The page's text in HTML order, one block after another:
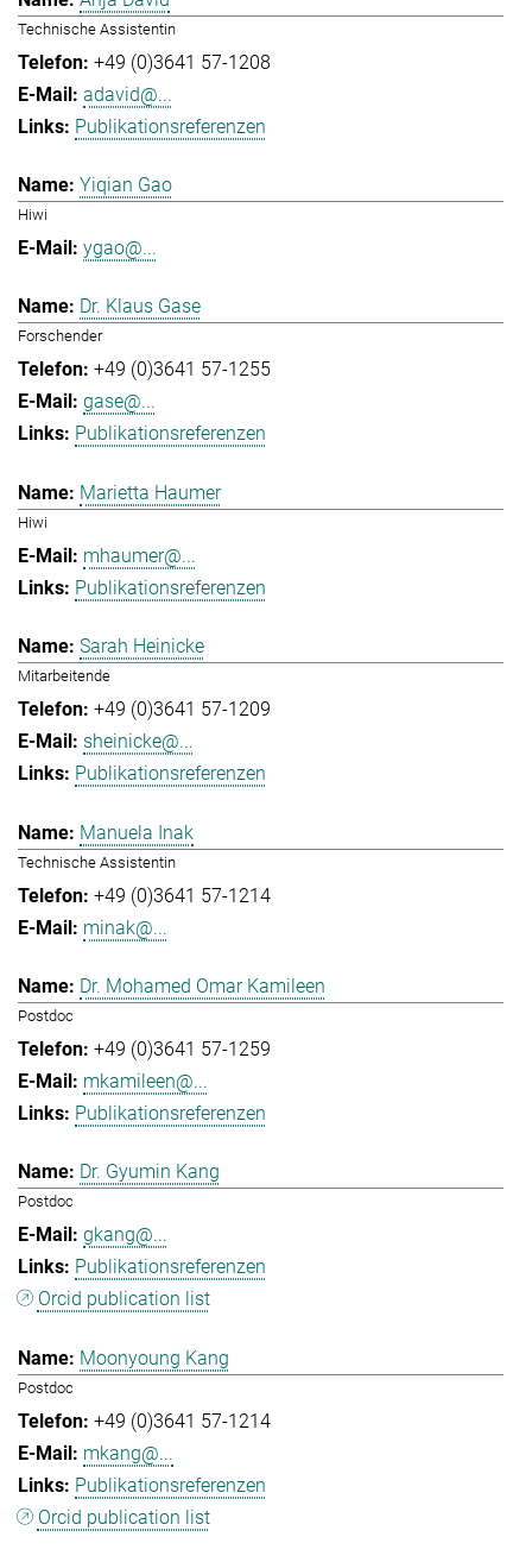
Technische Assistentin
+49 (0)3641 57-1208
adavid@...
Publikationsreferenzen
Yiqian Gao
Hiwi
ygao@...
Dr. Klaus Gase
Forschender
+49 (0)3641 57-1255
gase@...
Publikationsreferenzen
Marietta Haumer
Hiwi
mhaumer@...
Publikationsreferenzen
Sarah Heinicke
Mitarbeitende
+49 (0)3641 57-1209
sheinicke@...
Publikationsreferenzen
Manuela Inak
Technische Assistentin
+49 (0)3641 57-1214
minak@...
Dr. Mohamed Omar Kamileen
Postdoc
+49 (0)3641 57-1259
mkamileen@...
Publikationsreferenzen
Dr. Gyumin Kang
Postdoc
gkang@...
Publikationsreferenzen
Orcid publication list
Moonyoung Kang
Postdoc
+49 (0)3641 57-1214
mkang@...
Publikationsreferenzen
Orcid publication list